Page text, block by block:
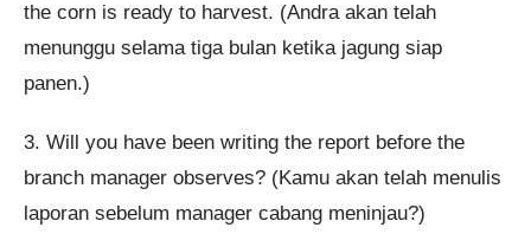
the corn is ready to harvest. (Andra akan telah
menunggu selama tiga bulan ketika jagung siap
panen.)
3. Will you have been writing the report before the
branch manager observes? (Kamu akan telah menulis
laporan sebelum manager cabang meninjau?)